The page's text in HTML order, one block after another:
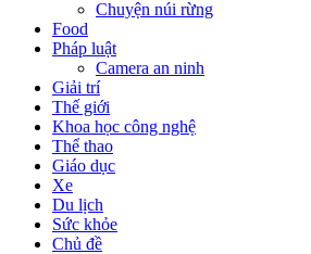
Chuyện núi rừng
Food
Pháp luật
Camera an ninh
Giải trí
Thế giới
Khoa học công nghệ
Thể thao
Giáo dục
Xe
Du lịch
Sức khỏe
Chủ đề